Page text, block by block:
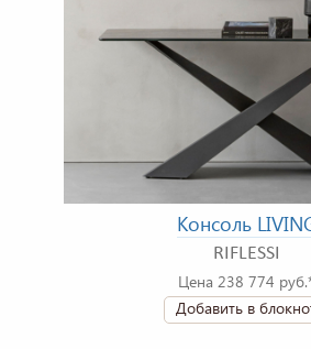
Консоль
RIFLESSI
Цена 238 774
Добавить в